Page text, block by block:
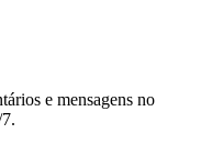
e mensagens no